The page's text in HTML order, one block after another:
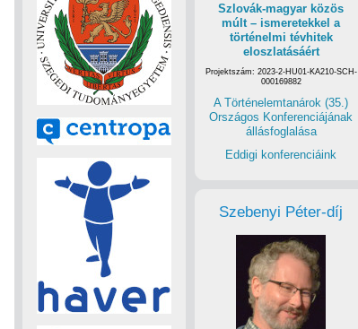
Szlovák-magyar közös
múlt – ismeretekkel a
történelmi tévhitek
eloszlatásáért
Projektszám: 2023-2-HU01-KA210-SCH-
000169882
A Történelemtanárok (35.)
Országos Konferenciájának
állásfoglalása
Eddigi konferenciáink
Szebenyi Péter-díj